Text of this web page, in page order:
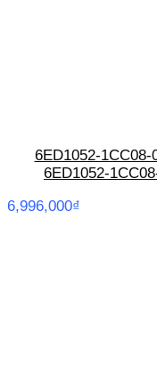
6ED1052-
6ED1052-
6,996,000₫